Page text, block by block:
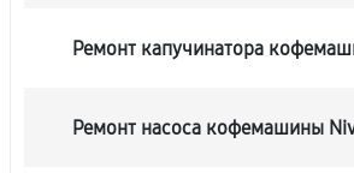
Ремонт капучинатора
Ремонт насоса кофемашины